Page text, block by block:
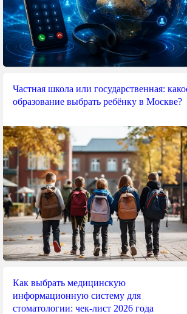
Частная школа или государственная:
образование выбрать ребёнку в Москве?
Как выбрать медицинскую
информационную систему для
стоматологии: чек-лист 2026 года